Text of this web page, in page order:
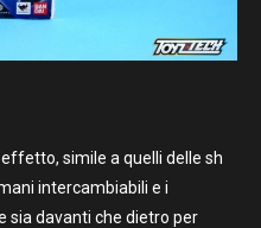
simile a quelli delle sh
intercambiabili e i
sia davanti che dietro per